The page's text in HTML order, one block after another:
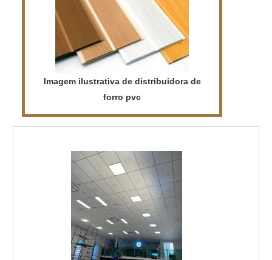
Imagem ilustrativa de distribuidora de
forro pvc